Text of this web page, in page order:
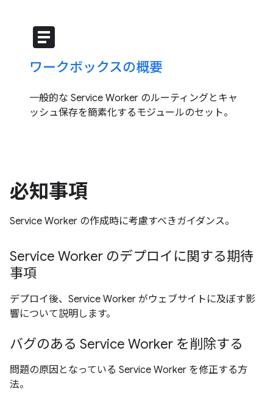
article
ワークボックスの概要
一般的な Service Worker のルーティングとキャ
ッシュ保存を簡素化するモジュールのセット。
必知事項
Service Worker の作成時に考慮すべきガイダンス。
Service Worker のデプロイに関する期待
事項
デプロイ後、Service Worker がウェブサイトに及ぼす影
響について説明します。
バグのある Service Worker を削除する
問題の原因となっている Service Worker を修正する方
法。